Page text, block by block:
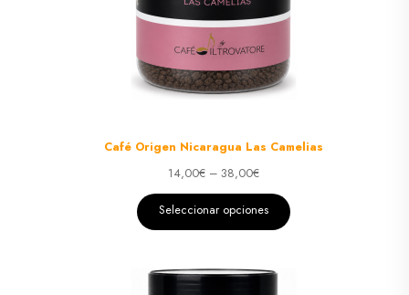
Café Origen Nicaragua Las Camelias
14,00€ – 38,00€
Seleccionar opciones